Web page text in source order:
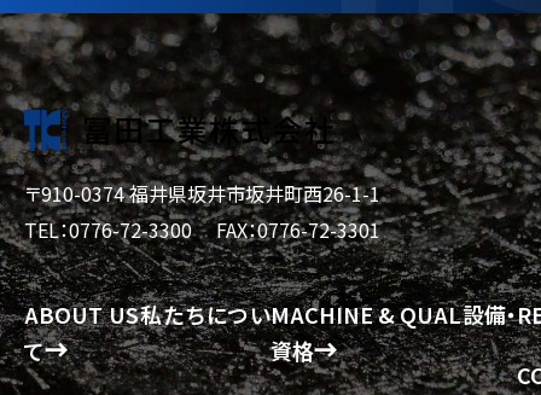
〒910-0374 福井県坂井市坂井町西26-1-1
TEL：0776-72-3300
FAX：0776-72-3301
ABOUT US私たちについ
て
MACHINE & QUAL設備・
資格